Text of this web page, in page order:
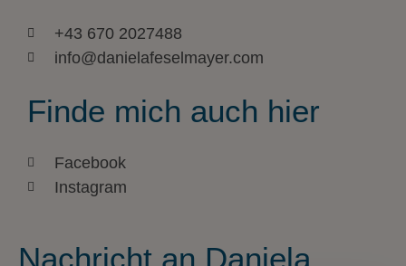
+43 670 2027488
info@danielafeselmayer.com
Finde mich auch hier
Facebook
Instagram
Nachricht an Daniela